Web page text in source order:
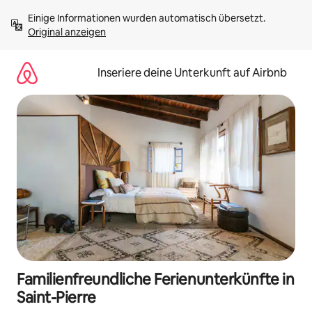
Inhalten
springenOriginal anzeigen
Inseriere deine Unterkunft auf Airbnb
Familienfreundliche Ferienunterkünfte in
Saint-Pierre